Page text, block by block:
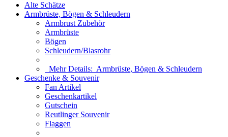
Alte Schätze
Armbrüste, Bögen & Schleudern
Armbrust Zubehör
Armbrüste
Bögen
Schleudern/Blasrohr
Mehr Details: Armbrüste, Bögen & Schleudern
Geschenke & Souvenir
Fan Artikel
Geschenkartikel
Gutschein
Reutlinger Souvenir
Flaggen